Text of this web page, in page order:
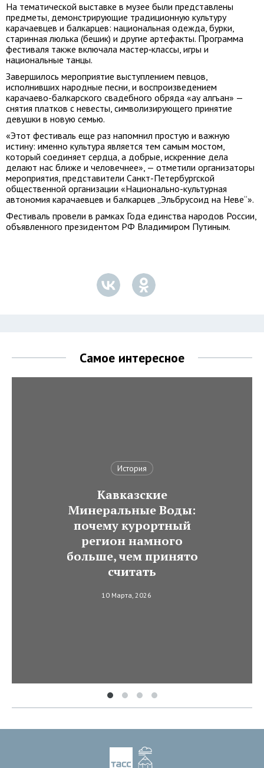
На тематической выставке в музее были представлены
предметы, демонстрирующие традиционную культуру
карачаевцев и балкарцев: национальная одежда, бурки,
старинная люлька (бешик) и другие артефакты. Программа
фестиваля также включала мастер‑классы, игры и
национальные танцы.
Завершилось мероприятие выступлением певцов,
исполнивших народные песни, и воспроизведением
карачаево-балкарского свадебного обряда «ау алгъан» —
снятия платков с невесты, символизирующего принятие
девушки в новую семью.
«Этот фестиваль еще раз напомнил простую и важную
истину: именно культура является тем самым мостом,
который соединяет сердца, а добрые, искренние дела
делают нас ближе и человечнее», — отметили организаторы
мероприятия, представители Санкт-Петербургской
общественной организации «Национально-культурная
автономия карачаевцев и балкарцев „Эльбрусоид на Неве“».
Фестиваль провели в рамках Года единства народов России,
объявленного президентом РФ Владимиром Путиным.
Самое интересное
История
Кавказские
Минеральные Воды:
почему курортный
регион намного
больше, чем принято
считать
10 Марта, 2026